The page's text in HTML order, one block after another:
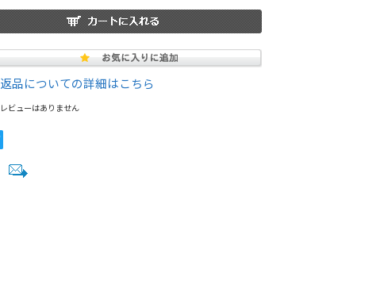
返品についての詳細はこちら
レビューはありません